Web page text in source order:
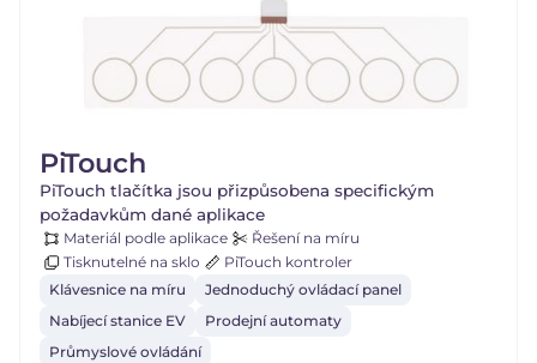
PiTouch
PiTouch tlačítka jsou přizpůsobena specifickým
požadavkům dané aplikace
Materiál podle aplikace
Řešení na míru
Tisknutelné na sklo
PiTouch kontroler
Klávesnice na míru
Jednoduchý ovládací panel
Nabíjecí stanice EV
Prodejní automaty
Průmyslové ovládání